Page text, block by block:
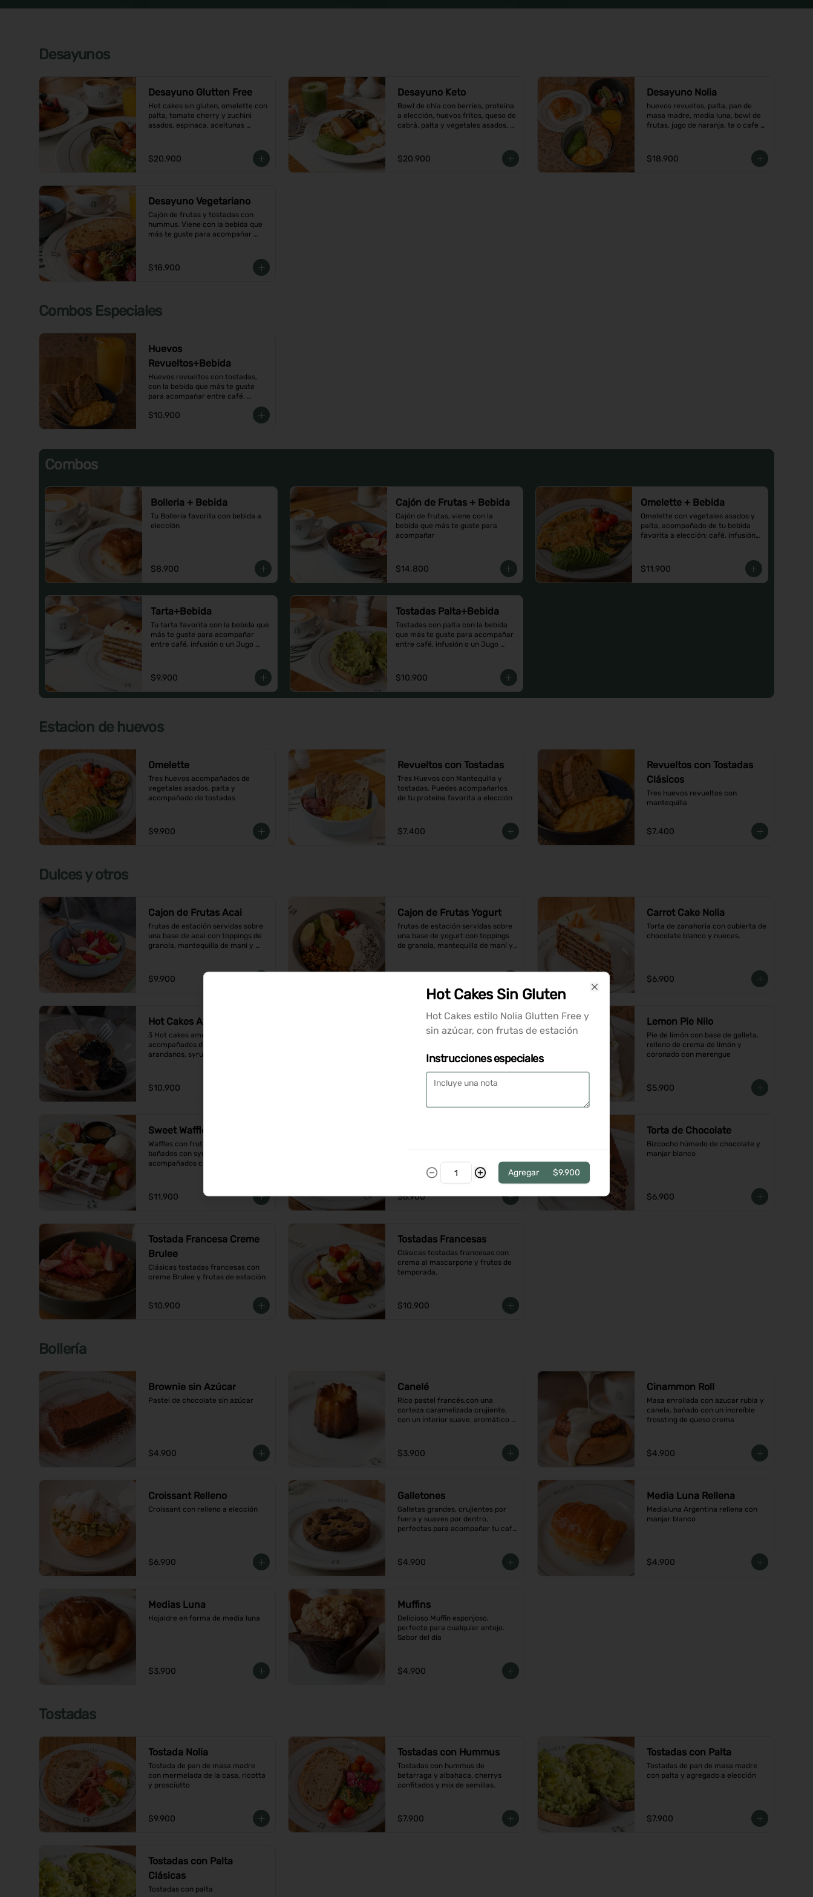
Desayunos
Desayuno Glutten Free
Hot cakes sin gluten, omelette con
palta, tomate cherry y zuchini
asados, espinaca, aceitunas
$20.900
Desayuno Keto
Bowl de chía con berries, proteína
a elección, huevos fritos, queso de
cabrá, palta y vegetales asados.
$20.900
Desayuno Nolia
huevos revuetos, palta, pan de
masa madre, media luna, bowl de
frutas, jugo de naranja, te o cafe a
$18.900
Desayuno Vegetariano
Cajón de frutas y tostadas con
hummus. Viene con la bebida que
más te guste para acompañar
$18.900
Combos Especiales
Huevos
Revueltos+Bebida
Huevos revueltos con tostadas,
con la bebida que más te guste
para acompañar entre café,
$10.900
Combos
Bolleria + Bebida
Tu Bolleria favorita con bebida a
elección
$8.900
Cajón de Frutas + Bebida
Cajón de frutas, viene con la
bebida que más te guste para
acompañar
$14.800
Omelette + Bebida
Omelette con vegetales asados y
palta, acompañado de tu bebida
favorita a elección: café, infusión
$11.900
Tarta+Bebida
Tu tarta favorita con la bebida que
más te guste para acompañar
entre café, infusión o un Jugo
$9.900
Tostadas Palta+Bebida
Tostadas con palta con la bebida
que más te guste para acompañar
entre café, infusión o un Jugo
$10.900
Estacion de huevos
Omelette
Tres huevos acompañados de
vegetales asados, palta y
acompañado de tostadas
$9.900
Revueltos con Tostadas
Tres Huevos con Mantequilla y
tostadas. Puedes acompañarlos
de tu proteína favorita a elección
$7.400
Revueltos con Tostadas
Clásicos
Tres huevos revueltos con
mantequilla
$7.400
Dulces y otros
Cajon de Frutas Acai
frutas de estación servidas sobre
una base de acai con toppings de
granola, mantequilla de maní y
$9.900
Cajon de Frutas Yogurt
frutas de estación servidas sobre
una base de yogurt con toppings
de granola, mantequilla de maní y
Carrot Cake Nolia
Torta de zanahoria con cubierta de
chocolate blanco y nueces.
$6.900
Hot Cakes Americanos
3 Hot cakes americanos
acompañados de una compota de
arandanos, syrup, mantequilla y
$10.900
Hot Cakes Sin Gluten
Hot Cakes estilo Nolia Glutten Free
estación
Lemon Pie Nilo
Pie de limón con base de galleta,
relleno de crema de limón y
coronado con merengue
$5.900
Sweet Waffles
Waffles con frutas de temporada,
bañados con syrup de caramelo y
acompañados con helado de
$11.900
blanco y cerezas de amarena
$6.900
Torta de Chocolate
Bizcocho húmedo de chocolate y
manjar blanco
$6.900
Tostada Francesa Creme
Brulee
Clásicas tostadas francesas con
creme Brulee y frutas de estación
$10.900
Tostadas Francesas
Clásicas tostadas francesas con
crema al mascarpone y frutos de
temporada.
$10.900
Bollería
Brownie sin Azúcar
Pastel de chocolate sin azúcar
$4.900
Canelé
Rico pastel francés,con una
corteza caramelizada crujiente,
con un interior suave, aromático
$3.900
Cinammon Roll
Masa enrollada con azucar rubia y
canela, bañado con un increíble
frossting de queso crema
$4.900
Croissant Relleno
Croissant con relleno a elección
$6.900
Galletones
Galletas grandes, crujientes por
fuera y suaves por dentro,
perfectas para acompañar tu café
$4.900
Media Luna Rellena
Medialuna Argentina rellena con
manjar blanco
$4.900
Medias Luna
Hojaldre en forma de media luna
$3.900
Muffins
Delicioso Muffin esponjoso,
perfecto para cualquier antojo.
Sabor del día
$4.900
Tostadas
Tostada Nolia
Tostada de pan de masa madre
con mermelada de la casa, ricotta
y prosciutto
$9.900
Tostadas con Hummus
Tostadas con hummus de
betarraga y albahaca, cherrys
confitados y mix de semillas.
$7.900
Tostadas con Palta
Tostadas de pan de masa madre
con palta y agregado a elección
$7.900
Tostadas con Palta
Clásicas
Tostadas con palta
Hot Cakes Sin Gluten
Hot Cakes estilo Nolia Glutten Free y
sin azúcar, con frutas de estación
Instrucciones especiales
Agregar $9.900